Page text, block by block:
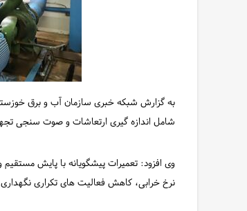
به گزارش شبکه خبری سازمان آب و برق
شامل اندازه گیری ارتعاشات و صوت سنجی
وی افزود: تعمیرات پیشگویانه با پایش
نرخ خرابی، کاهش فعالیت های تکراری